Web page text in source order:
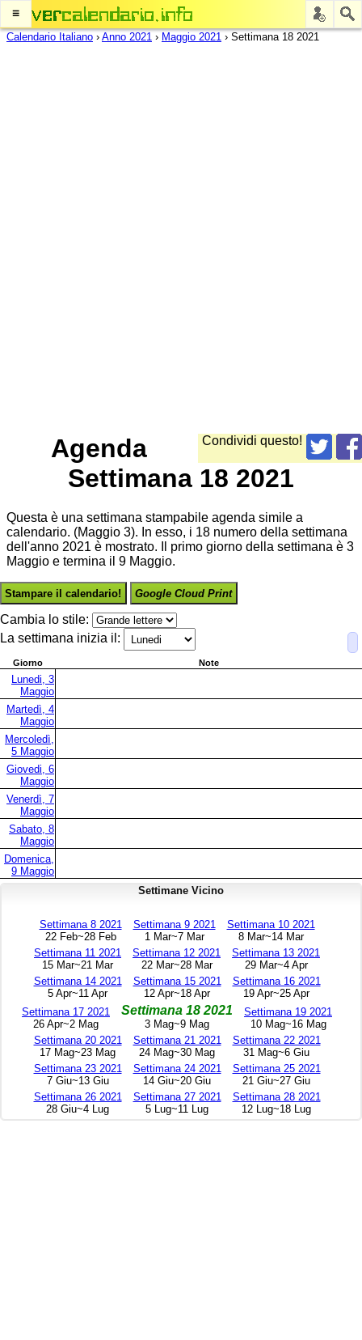
≡
Calendario Italiano › Anno 2021 › Maggio 2021 › Settimana 18 2021
Condividi questo!
Agenda
Settimana 18 2021
Questa è una settimana stampabile agenda simile a
calendario. (Maggio 3). In esso, i 18 numero della settimana
dell'anno 2021 è mostrato. Il primo giorno della settimana è 3
Maggio e termina il 9 Maggio.
Stampare il calendario! Google Cloud Print
Cambia lo stile:
La settimana inizia il:
Giorno Note
Lunedi, 3
Maggio
Martedì, 4
Maggio
Mercoledì,
5 Maggio
Giovedi, 6
Maggio
Venerdì, 7
Maggio
Sabato, 8
Maggio
Domenica,
9 Maggio
Settimane Vicino
Settimana 8 2021
22 Feb~28 Feb
Settimana 9 2021
1 Mar~7 Mar
Settimana 10 2021
8 Mar~14 Mar
Settimana 11 2021
15 Mar~21 Mar
Settimana 12 2021
22 Mar~28 Mar
Settimana 13 2021
29 Mar~4 Apr
Settimana 14 2021
5 Apr~11 Apr
Settimana 15 2021
12 Apr~18 Apr
Settimana 16 2021
19 Apr~25 Apr
Settimana 17 2021
26 Apr~2 Mag
Settimana 18 2021
3 Mag~9 Mag
Settimana 19 2021
10 Mag~16 Mag
Settimana 20 2021
17 Mag~23 Mag
Settimana 21 2021
24 Mag~30 Mag
Settimana 22 2021
31 Mag~6 Giu
Settimana 23 2021
7 Giu~13 Giu
Settimana 24 2021
14 Giu~20 Giu
Settimana 25 2021
21 Giu~27 Giu
Settimana 26 2021
28 Giu~4 Lug
Settimana 27 2021
5 Lug~11 Lug
Settimana 28 2021
12 Lug~18 Lug